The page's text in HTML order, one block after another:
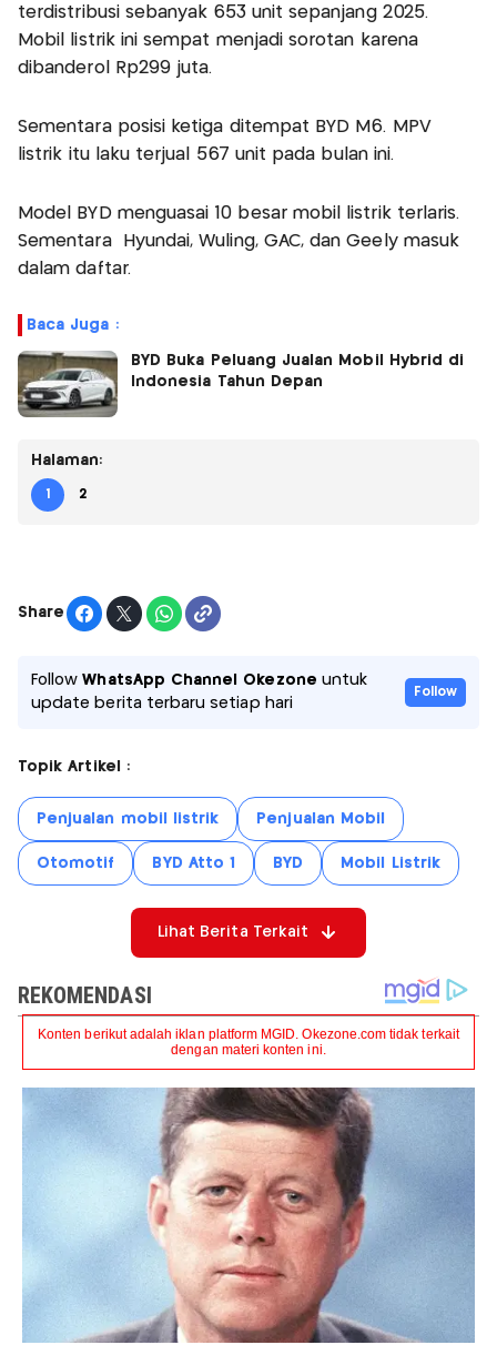
terdistribusi sebanyak 653 unit sepanjang 2025.
Mobil listrik ini sempat menjadi sorotan karena
dibanderol Rp299 juta.
Sementara posisi ketiga ditempat BYD M6. MPV
listrik itu laku terjual 567 unit pada bulan ini.
Model BYD menguasai 10 besar mobil listrik terlaris.
Sementara Hyundai, Wuling, GAC, dan Geely masuk
dalam daftar.
Baca Juga :
BYD Buka Peluang Jualan Mobil Hybrid di
Indonesia Tahun Depan
Halaman:
1 2
Share
FollowWhatsApp Channel Okezone untuk
update berita terbaru setiap hari
Follow
Topik Artikel :
Penjualan mobil listrik Penjualan Mobil
Otomotif BYD Atto 1 BYD Mobil Listrik
Lihat Berita Terkait